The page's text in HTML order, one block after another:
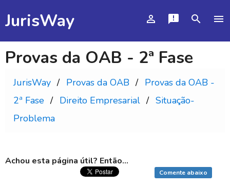
JurisWay person_outline announcement search menu
Provas da OAB - 2ª Fase
JurisWay Provas da OAB
Provas da OAB -
2ª Fase
Direito Empresarial
Situação-
Problema
Achou esta página útil? Então...
Comente abaixo